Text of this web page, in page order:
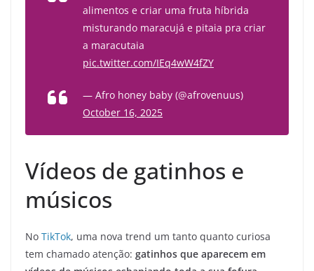
alimentos e criar uma fruta híbrida
misturando maracujá e pitaia pra criar
a maracutaia
pic.twitter.com/IEq4wW4fZY
— Afro honey baby (@afrovenuus)
October 16, 2025
Vídeos de gatinhos e
músicos
No TikTok, uma nova trend um tanto quanto curiosa
tem chamado atenção: gatinhos que aparecem em